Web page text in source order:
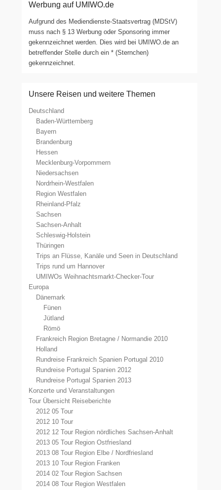
Werbung auf UMIWO.de
Aufgrund des Mediendienste-Staatsvertrag (MDStV)
muss nach § 13 Werbung oder Sponsoring immer
gekennzeichnet werden. Dies wird bei UMIWO.de an
betreffender Stelle durch ein * (Sternchen)
gekennzeichnet.
Unsere Reisen und weitere Themen
Deutschland
Baden-Württemberg
Bayern
Brandenburg
Hessen
Mecklenburg-Vorpommern
Niedersachsen
Nordrhein-Westfalen
Region Westfalen
Rheinland-Pfalz
Sachsen
Sachsen-Anhalt
Schleswig-Holstein
Thüringen
Trips an Flüsse, Kanäle und Seen in Deutschland
Trips rund um Hannover
UMIWOs Weihnachtsmarkt-Checker-Tour
Europa
Dänemark
Fünen
Jütland
Römö
Frankreich Region Bretagne / Normandie 2010
Holland
Rundreise Frankreich Spanien Portugal 2010
Rundreise Portugal Spanien 2012
Rundreise Portugal Spanien 2013
Konzerte und Veranstaltungen
Tour Übersicht Reiseberichte
2012 05 Tour
2012 10 Tour
2012 12 Tour Region nördliches Sachsen-Anhalt
2013 05 Tour Region Ostfriesland
2013 08 Tour Region Elbe / Nordfriesland
2013 10 Tour Region Franken
2014 02 Tour Region Sachsen
2014 08 Tour Region Westfalen